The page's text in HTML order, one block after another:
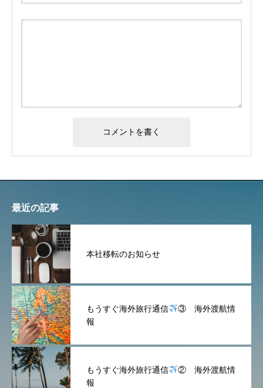
最近の記事
本社移転のお知らせ
もうすぐ海外旅行通信
③ 海外渡航情
報
もうすぐ海外旅行通信
② 海外渡航情
報